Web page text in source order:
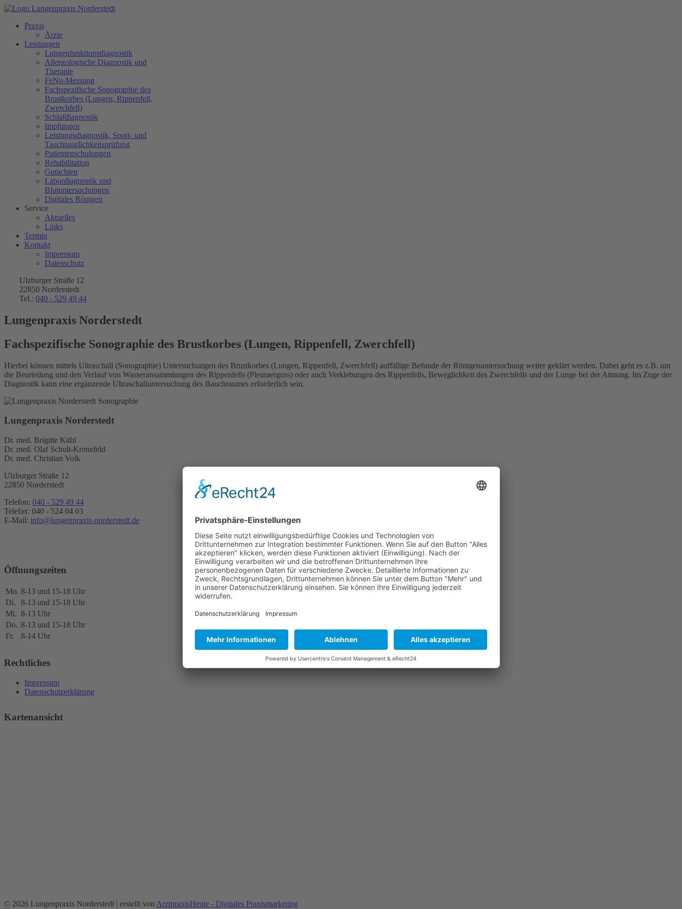
Praxis
Ärzte
Leistungen
Lungenfunktionsdiagnostik
Allergologische Diagnostik und
Therapie
FeNo-Messung
Fachspezifische Sonographie des
Brustkorbes (Lungen, Rippenfell,
Zwerchfell)
Schlafdiagnostik
Impfungen
Leistungsdiagnostik, Sport- und
Tauchtauglichkeitsprüfung
Patientenschulungen
Rehabilitation
Gutachten
Labordiagnostik und
Blutuntersuchungen
Digitales Röntgen
Service
Aktuelles
Links
Termin
Kontakt
Impressum
Datenschutz
Ulzburger Straße 12
22850 Norderstedt
Tel.: 040 - 529 49 44
Lungenpraxis Norderstedt
Fachspezifische Sonographie des Brustkorbes (Lungen, Rippenfell, Zwerchfell)
Hierbei können mittels Ultraschall (Sonographie) Untersuchungen des Brustkorbes (Lungen, Rippenfell, Zwerchfell) auffällige Befunde der Röntgenuntersuchung weiter geklärt werden. Dabei geht es z.B. um
die Beurteilung und den Verlauf von Wasseransammlungen des Rippenfells (Pleuraerguss) oder auch Verklebungen des Rippenfells, Beweglichkeit des Zwerchfells und der Lunge bei der Atmung. Im Zuge der
Diagnostik kann eine ergänzende Ultraschalluntersuchung des Bauchraumes erforderlich sein.
Lungenpraxis Norderstedt
Dr. med. Brigitte Kühl
Dr. med. Olaf Schult-Kronefeld
Dr. med. Christian Volk
Ulzburger Straße 12
22850 Norderstedt
Telefon: 040 - 529 49 44
Telefax: 040 - 524 04 03
E-Mail: info@lungenpraxis-norderstedt.de
Öffnungszeiten
Mo. 8-13 und 15-18 Uhr
Di.
8-13 und 15-18 Uhr
Mi. 8-13 Uhr
Do. 8-13 und 15-18 Uhr
Fr.
8-14 Uhr
Rechtliches
Impressum
Datenschutzerklärung
Kartenansicht
© 2026 Lungenpraxis Norderstedt | erstellt von ArztpraxisHeute - Digitales Praxismarketing